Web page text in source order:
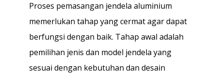
Proses pemasangan jendela aluminium
memerlukan tahap yang cermat agar dapat
berfungsi dengan baik. Tahap awal adalah
pemilihan jenis dan model jendela yang
sesuai dengan kebutuhan dan desain